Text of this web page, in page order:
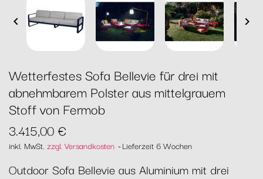
 
Wetterfestes Sofa Bellevie für drei mit
abnehmbarem Polster aus mittelgrauem
Stoff von Fermob
3.415,00 €
inkl. MwSt. zzgl. Versandkosten Lieferzeit 6 Wochen
Outdoor Sofa Bellevie aus Aluminium mit drei